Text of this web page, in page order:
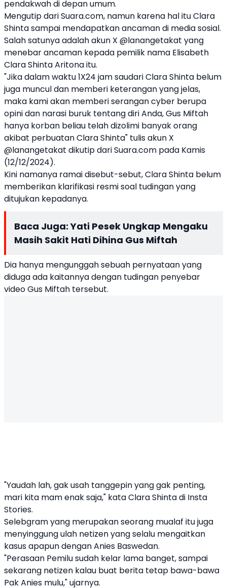
pendakwah di depan umum.
Mengutip dari Suara.com, namun karena hal itu Clara
Shinta sampai mendapatkan ancaman di media sosial.
Salah satunya adalah akun X @lanangetakat yang
menebar ancaman kepada pemilik nama Elisabeth
Clara Shinta Aritona itu.
"Jika dalam waktu 1X24 jam saudari Clara Shinta belum
juga muncul dan memberi keterangan yang jelas,
maka kami akan memberi serangan cyber berupa
opini dan narasi buruk tentang diri Anda, Gus Miftah
hanya korban beliau telah dizolimi banyak orang
akibat perbuatan Clara Shinta" tulis akun X
@lanangetakat dikutip dari Suara.com pada Kamis
(12/12/2024).
Kini namanya ramai disebut-sebut, Clara Shinta belum
memberikan klarifikasi resmi soal tudingan yang
ditujukan kepadanya.
Baca Juga:Yati Pesek Ungkap Mengaku
Masih Sakit Hati Dihina Gus Miftah
Dia hanya mengunggah sebuah pernyataan yang
diduga ada kaitannya dengan tudingan penyebar
video Gus Miftah tersebut.
"Yaudah lah, gak usah tanggepin yang gak penting,
mari kita mam enak saja," kata Clara Shinta di Insta
Stories.
Selebgram yang merupakan seorang mualaf itu juga
menyinggung ulah netizen yang selalu mengaitkan
kasus apapun dengan Anies Baswedan.
"Perasaan Pemilu sudah kelar lama banget, sampai
sekarang netizen kalau buat berita tetap bawa-bawa
Pak Anies mulu," ujarnya.